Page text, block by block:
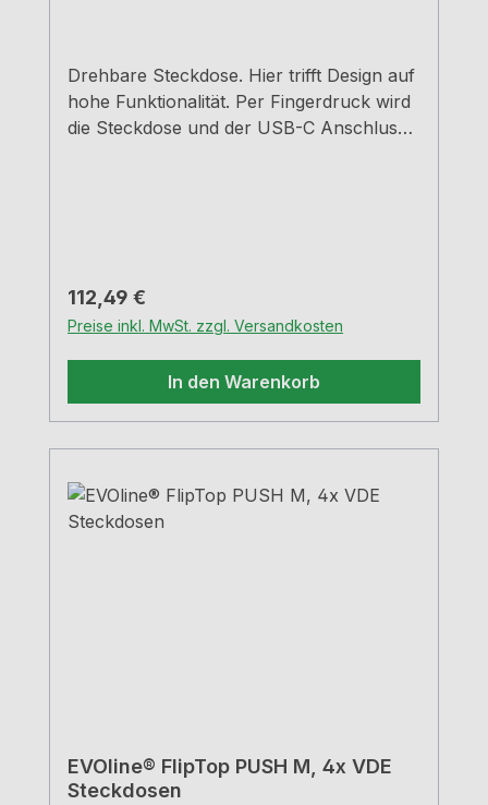
Drehbare Steckdose. Hier trifft Design auf
hohe Funktionalität. Per Fingerdruck wird
die Steckdose und der USB-C Anschluss
Netzanschlussleitung. Netzstecker liegt
lose beierhöhter
Berührungsschutzflächenbündig
einbaubarKabelauslass untenAusführung:
schwarz matt
Regulärer Preis:
112,49 €
Preise inkl. MwSt. zzgl. Versandkosten
In den Warenkorb
EVOline® FlipTop PUSH M, 4x VDE
Steckdosen